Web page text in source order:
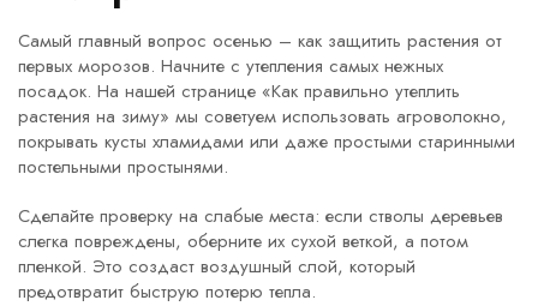
Самый главный вопрос осенью – как защитить растения от
первых морозов. Начните с утепления самых нежных
посадок. На нашей странице «Как правильно утеплить
растения на зиму» мы советуем использовать агроволокно,
покрывать кусты хламидами или даже простыми старинными
постельными простынями.
Сделайте проверку на слабые места: если стволы деревьев
слегка повреждены, оберните их сухой веткой, а потом
пленкой. Это создаст воздушный слой, который
предотвратит быструю потерю тепла.